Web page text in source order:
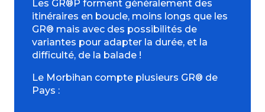
Les GR®P forment généralement des
itinéraires en boucle, moins longs que les
GR® mais avec des possibilités de
variantes pour adapter la durée, et la
difficulté, de la balade !
Le Morbihan compte plusieurs GR® de
Pays :